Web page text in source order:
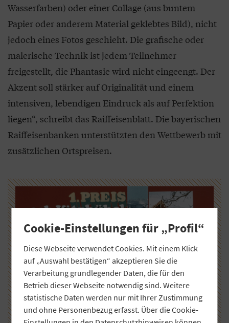
Wasserfarben) oder einer Collage (aus buntem
Papier oder anderem Material geklebtes Bild), nicht
jedoch eines Fotos geschieht. Die grafische oder
malerische Technik ist jedem Teilnehmer
freigestellt, die Phantasie wird nicht eingeengt. Der
Akzent soll stärker auf Originalität und einem
intensiven, lebendigen Eindruck als auf Perfektion
liegen“, schreibt das Raiffeisenblatt. Die bayerischen
Raiffeisenbanken unterstützten den Wettbewerb mit
zusätzlichen Ortspreisen.
Cookie-Einstellungen für „Profil“
Diese Webseite verwendet Cookies. Mit einem Klick
auf „Auswahl bestätigen“ akzeptieren Sie die
Verarbeitung grundlegender Daten, die für den
Betrieb dieser Webseite notwendig sind. Weitere
statistische Daten werden nur mit Ihrer Zustimmung
und ohne Personenbezug erfasst. Über die Cookie-